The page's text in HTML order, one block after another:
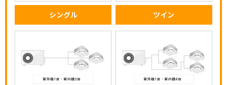
シングル ツイン